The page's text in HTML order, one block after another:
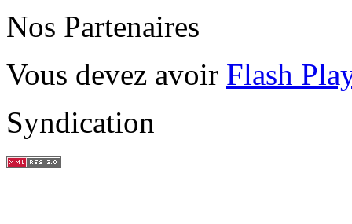
Nos Partenaires
Vous devez avoir Flash
Syndication